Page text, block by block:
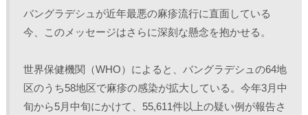
ィ
ン
ウ
ま
す
)
く
だ
い
い
ウ
ィ
ン
ド
ウ
ウ
ィ
ド
き
す
)
す
)
バングラデシュが近年最悪の麻疹流行に直面している
今、このメッセージはさらに深刻な懸念を抱かせる。
世界保健機関（WHO）によると、バングラデシュの64地
区のうち58地区で麻疹の感染が拡大している。今年3月中
旬から5月中旬にかけて、55,611件以上の疑い例が報告さ